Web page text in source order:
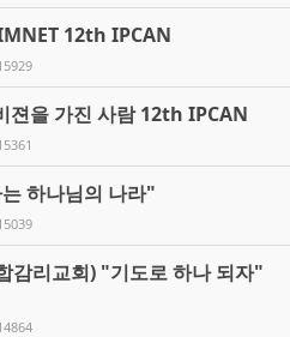
12th IPCAN
젼을 가진 사람 12th IPCAN
하나님의 나라"
감리교회) "기도로 하나 되자"